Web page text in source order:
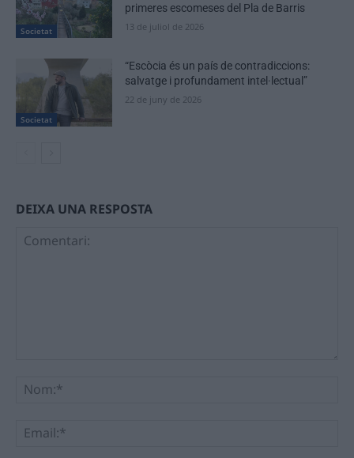
Societat
primeres escomeses del Pla de Barris
13 de juliol de 2026
Societat
“Escòcia és un país de contradiccions:
salvatge i profundament intel·lectual”
22 de juny de 2026
DEIXA UNA RESPOSTA